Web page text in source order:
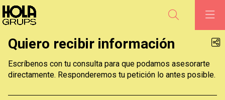
Quiero recibir información
Escríbenos con tu consulta para que podamos asesorarte
directamente. Responderemos tu petición lo antes posible.